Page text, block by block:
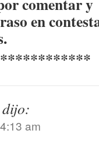
en
dijo:
am